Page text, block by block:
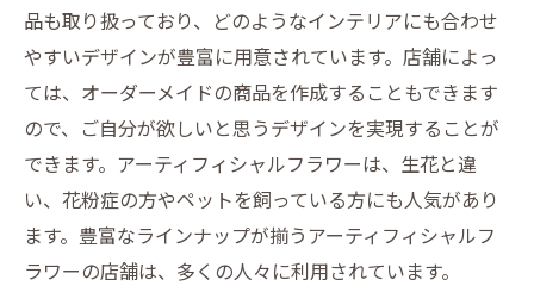
品も取り扱っており、どのようなインテリアにも合わせ
やすいデザインが豊富に用意されています。店舗によっ
ては、オーダーメイドの商品を作成することもできます
ので、ご自分が欲しいと思うデザインを実現することが
できます。アーティフィシャルフラワーは、生花と違
い、花粉症の方やペットを飼っている方にも人気があり
ます。豊富なラインナップが揃うアーティフィシャルフ
ラワーの店舗は、多くの人々に利用されています。